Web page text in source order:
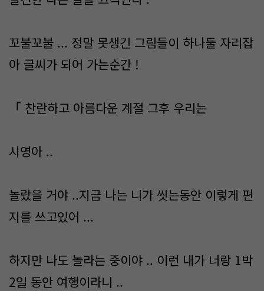
꼬불꼬불 ... 정말 못생긴 그림들이 하나둘 자리잡
아 글씨가 되어 가는순간 !
「 찬란하고 아름다운 계절 그후 우리는
시영아 ..
놀랐을 거야 ..지금 나는 니가 씻는동안 이렇게 편
지를 쓰고있어 ...
하지만 나도 놀라는 중이야 .. 이런 내가 너랑 1박
2일 동안 여행이라니 ..